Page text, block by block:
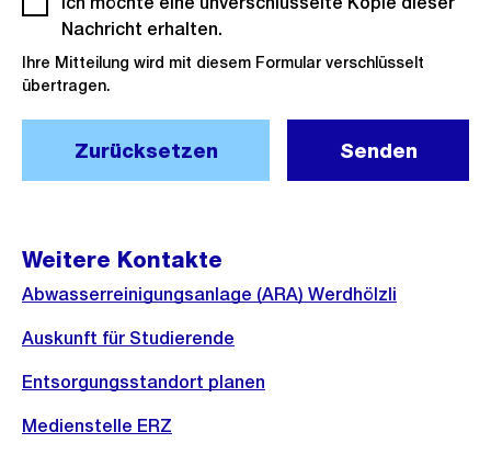
Nachricht erhalten.
Ihre Mitteilung wird mit diesem Formular verschlüsselt
übertragen.
Zurücksetzen Senden
Weitere Kontakte
Abwasserreinigungsanlage (ARA) Werdhölzli
Auskunft für Studierende
Entsorgungsstandort planen
Medienstelle ERZ